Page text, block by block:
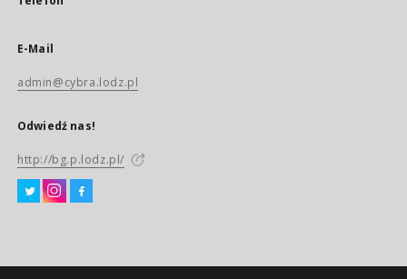
E-Mail
admin@cybra.lodz.pl
Odwiedź nas!
http://bg.p.lodz.pl/